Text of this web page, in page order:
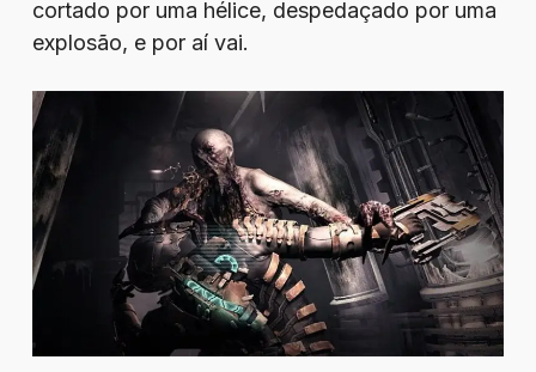
cortado por uma hélice, despedaçado por uma
explosão, e por aí vai.